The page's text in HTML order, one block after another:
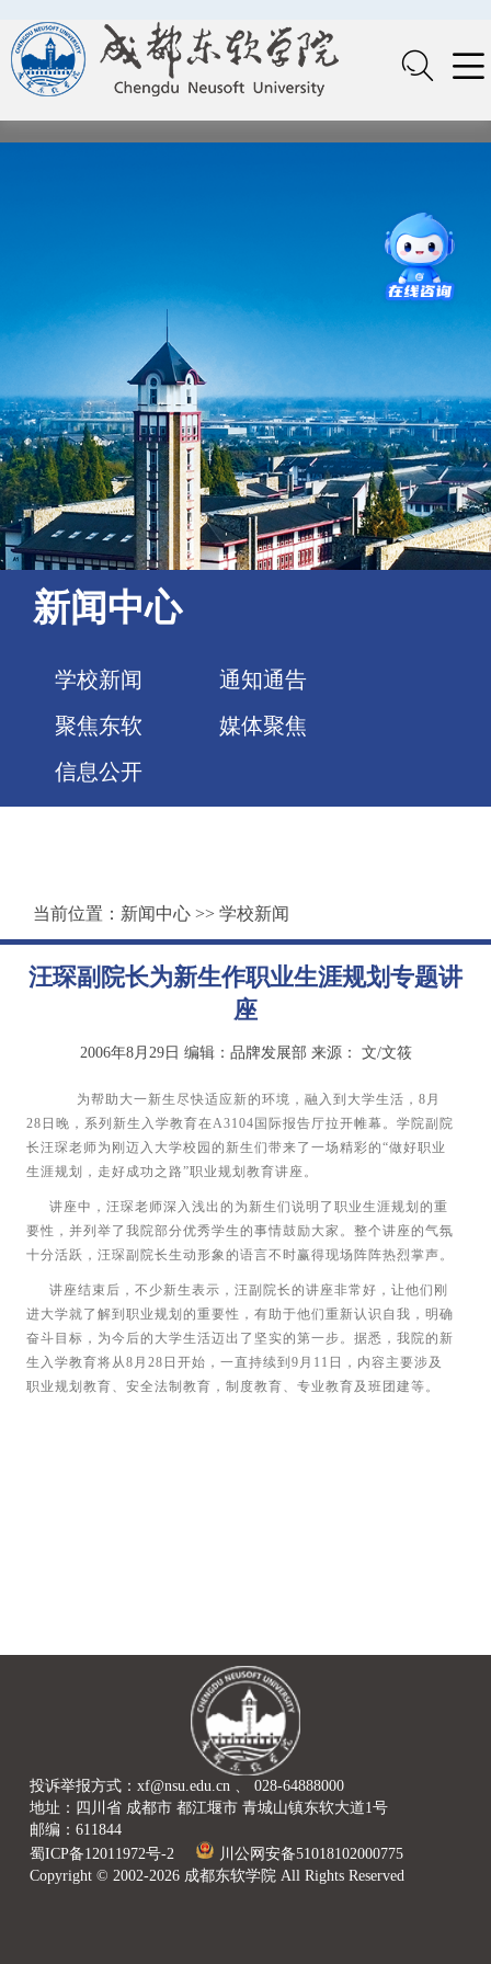
新闻中心
学校新闻
通知通告
聚焦东软
媒体聚焦
信息公开
当前位置： 新闻中心 >> 学校新闻
汪琛副院长为新生作职业生涯规划专题讲
座
2006年8月29日 编辑：品牌发展部 来源： 文/文筱
为帮助大一新生尽快适应新的环境，融入到大学生活，8 月
28 日晚，系列新生入学教育在A3104 国际报告厅拉开帷幕。学院副院
长汪琛老师为刚迈入大学校园的新生们带来了一场精彩的“做好职业
生涯规划，走好成功之路”职业规划教育讲座。
讲座中，汪琛老师深入浅出的为新生们说明了职业生涯规划的重
要性，并列举了我院部分优秀学生的事情鼓励大家。整个讲座的气氛
十分活跃，汪琛副院长生动形象的语言不时赢得现场阵阵热烈掌声。
讲座结束后，不少新生表示，汪副院长的讲座非常好，让他们刚
进大学就了解到职业规划的重要性，有助于他们重新认识自我，明确
奋斗目标，为今后的大学生活迈出了坚实的第一步。据悉，我院的新
生入学教育将从8 月28 日开始，一直持续到9 月 11 日，内容主要涉及
职业规划教育、安全法制教育，制度教育、专业教育及班团建等。
投诉举报方式：xf@nsu.edu.cn 、 028-64888000
地址：四川省 成都市 都江堰市 青城山镇东软大道1号
邮编：611844
蜀ICP备12011972号-2
川公网安备51018102000775
Copyright © 2002-2026 成都东软学院 All Rights Reserved